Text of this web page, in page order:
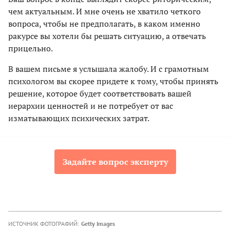
чем актуальным. И мне очень не хватило четкого
вопроса, чтобы не предполагать, в каком именно
ракурсе вы хотели бы решать ситуацию, а отвечать
прицельно.
В вашем письме я услышала жалобу. И с грамотным
психологом вы скорее придете к тому, чтобы принять
решение, которое будет соответствовать вашей
иерархии ценностей и не потребует от вас
изматывающих психических затрат.
Задайте вопрос эксперту
ИСТОЧНИК ФОТОГРАФИЙ: Getty Images